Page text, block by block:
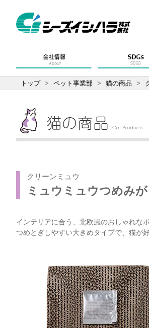
トップ > ペット事業部 > 猫の商品 >
クリーンミュウ
ミュウミュウつめ
インテリアに合う、北欧風のおしゃれな
つめとぎしやすい大きめタイプで、猫が